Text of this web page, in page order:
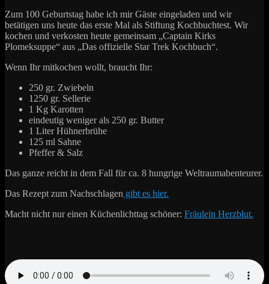
Zum 100 Geburtstag habe ich mir Gäste eingeladen und wir
betätigen uns heute das erste Mal als Stiftung Kochbuchtest. Wir
kochen und verkosten heute gemeinsam „Captain Kirks
Plomeksuppe“ aus „Das offizielle Star Trek Kochbuch“.
Wenn Ihr mitkochen wollt, braucht Ihr:
250 gr. Zwiebeln
1250 gr. Sellerie
1 Kg Karotten
eindeutig weniger als 250 gr. Butter
1 Liter Hühnerbrühe
125 ml Sahne
Pfeffer & Salz
Das ganze reicht in dem Fall für ca. 8 hungrige Weltraumabenteurer.
Das Rezept zum Nachschlagen gibt es hier.
Macht nicht nur einen Küchenlichttag schöner: Fräulein Herzblut.